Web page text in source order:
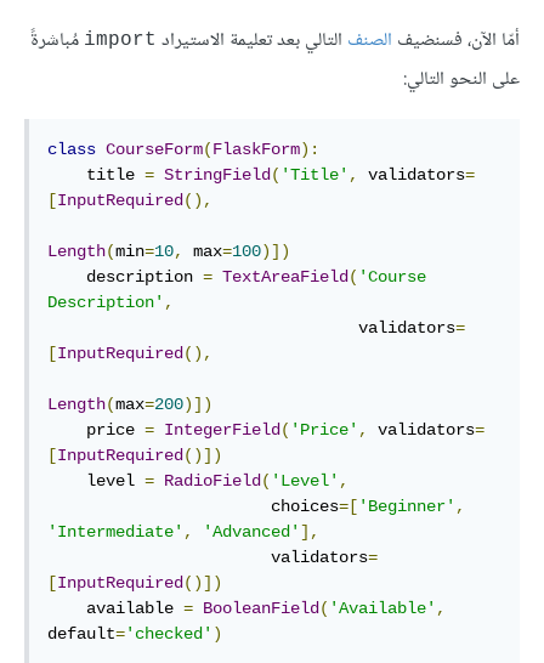
أمّا الآن، فسنضيف الصنف التالي بعد تعليمة الاستيراد import مُباشرةً
على النحو التالي:
class CourseForm(FlaskForm):
    title
= StringField( 'Title' , validators=
[InputRequired(),
Length(min=10, max=100)])
    description
= TextAreaField( 'Course
Description' ,
                                validators
=
[InputRequired(),
Length(max=200)])
    price
= IntegerField( 'Price' , validators=
[InputRequired()])
    level
= RadioField( 'Level' ,
                       choices
=[ 'Beginner' ,
'Intermediate' , 'Advanced' ],
                       validators
=
[InputRequired()])
    available
= BooleanField( 'Available' ,
default='checked' )